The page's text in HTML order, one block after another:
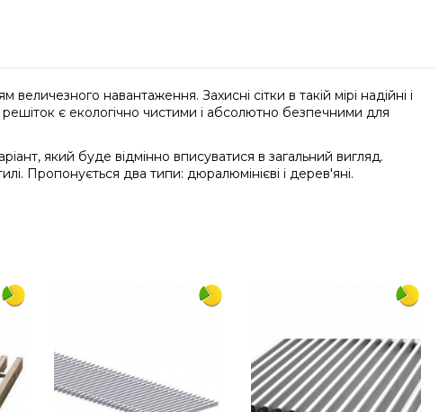
навантаження. Захисні сітки в такій мірі надійні і
решіток є екологічно чистими і абсолютно безпечними для
який буде відмінно вписуватися в загальний вигляд.
Пропонується два типи: дюралюмінієві і дерев'яні.